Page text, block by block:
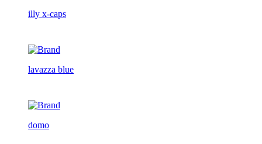
illy x-caps
lavazza blue
domo